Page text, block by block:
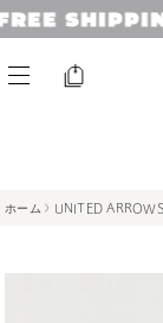
ホーム UNITED